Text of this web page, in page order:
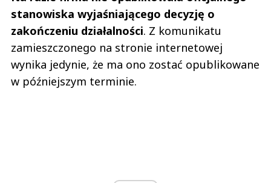
stanowiska wyjaśniającego decyzję o
zakończeniu działalności. Z komunikatu
zamieszczonego na stronie internetowej
wynika jedynie, że ma ono zostać opublikowane
w późniejszym terminie.